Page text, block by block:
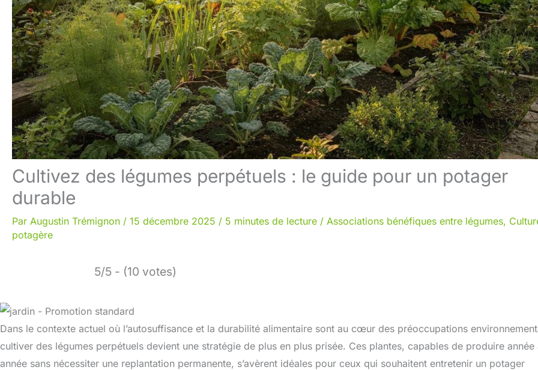
Cultivez des légumes perpétuels : le guide pour un potager
durable
Par Augustin Trémignon / 15 décembre 2025 / 5 minutes de lecture / Associations bénéfiques entre légumes,
potagère
5/5 - (10 votes)
Dans le contexte actuel où l’autosuffisance et la durabilité alimentaire sont au cœur des préoccupations
cultiver des légumes perpétuels devient une stratégie de plus en plus prisée. Ces plantes, capables de produire année
année sans nécessiter une replantation permanente, s’avèrent idéales pour ceux qui souhaitent entretenir un potager